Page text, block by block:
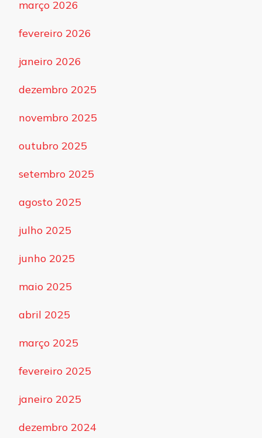
março 2026
fevereiro 2026
janeiro 2026
dezembro 2025
novembro 2025
outubro 2025
setembro 2025
agosto 2025
julho 2025
junho 2025
maio 2025
abril 2025
março 2025
fevereiro 2025
janeiro 2025
dezembro 2024